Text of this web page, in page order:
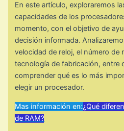
En este artículo, exploraremos
capacidades de los
momento, con el objetivo de
decisión informada.
velocidad de reloj, el número de
tecnología de fabricación, entre
comprender qué es lo más
elegir un procesador.
Mas información en:¿Qué
de RAM?